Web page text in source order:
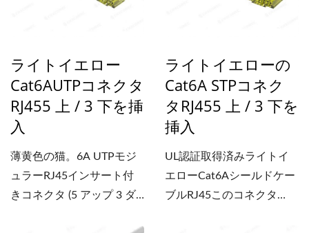
ネットケーブル（22～
ボネート素材を使用してい
るため、プラグラッチの20
回の曲げ試験に耐えること
ができます。配線ケーブル
ません。ロードバーの配線
穴は1.6mmで、1.50～
1.60mmの絶縁体に適合し
ライトイエロー
Cat6AUTPコネクタ
RJ455 上 / 3 下を挿
入
薄黄色の猫。6A UTPモジ
ュラーRJ45インサート付
きコネクタ (5 アップ 3 ダ
ライトイエローの
Cat6A STPコネク
タRJ455 上 / 3 下を
挿入
UL認証取得済みライトイ
エローCat6Aシールドケー
ブルRJ45このコネクタ